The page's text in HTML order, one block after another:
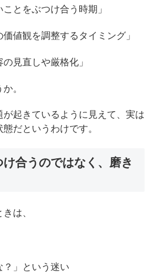
とをぶつけ合う時期」
値観を調整するタイミング」
見直しや厳格化」
。
起きているように見えて、実は
だというわけです。
合うのではなく、磨き
は、
？」という迷い